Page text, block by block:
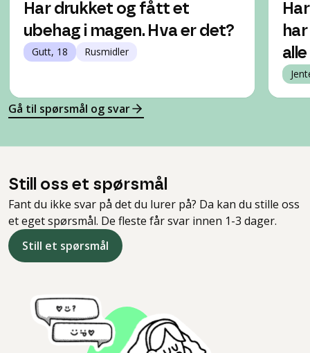
Har drukket og fått et
ubehag i magen. Hva er det?
Gutt, 18 Rusmidler
Gå til spørsmål og svar
Still oss et spørsmål
Fant du ikke svar på det du lurer på? Da kan du stille oss
et eget spørsmål. De fleste får svar innen 1-3 dager.
Still et spørsmål